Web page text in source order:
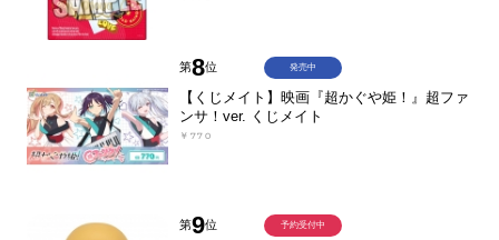
第8位
【くじメイト】映画『超かぐや姫！』超ファ
ンサ！ver. くじメイト
￥770
発売中
第9位 予約受付中